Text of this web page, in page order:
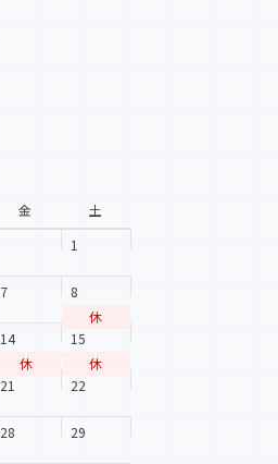
金
土
1
7
8
休
14
休
15
休
21 22
28 29